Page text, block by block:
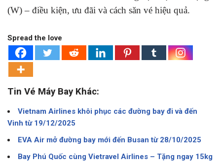
(W) – điều kiện, ưu đãi và cách săn vé hiệu quả.
Spread the love
Tin Vé Máy Bay Khác:
Vietnam Airlines khôi phục các đường bay đi và đến
Vinh từ 19/12/2025
EVA Air mở đường bay mới đến Busan từ 28/10/2025
Bay Phú Quốc cùng Vietravel Airlines – Tặng ngay 15kg